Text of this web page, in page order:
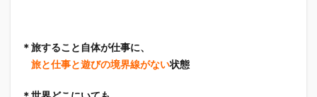
＊旅すること自体が仕事に、
旅と仕事と遊びの境界線がない状態